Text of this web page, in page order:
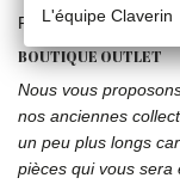
Poids de l'or : 0,6 g
BOUTIQUE OUTLET
Nous vous
nos anciennes
un peu plus longs
pièces qui vous
L'équipe Claverin